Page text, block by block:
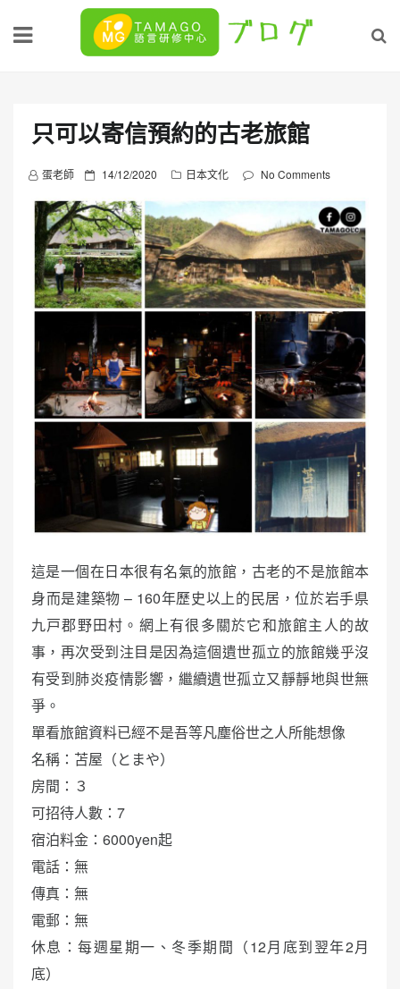
只可以寄信預約的古老旅館
蛋老師
P
s
t
e
d
o
n
14/12/2020 日本文化 No Comments
這是一個在日本很有名氣的旅館，古老的不是旅館本
身而是建築物 – 160年歷史以上的民居，位於岩手県
九戸郡野田村。網上有很多關於它和旅館主人的故
事，再次受到注目是因為這個遺世孤立的旅館幾乎沒
有受到肺炎疫情影響，繼續遺世孤立又靜靜地與世無
爭。
單看旅館資料已經不是吾等凡塵俗世之人所能想像
名稱：苫屋（とまや）
房間：３
可招待人數：7
宿泊料金：6000yen起
電話：無
傳真：無
電郵：無
休息：每週星期一、冬季期間（12月底到翌年2月
底）